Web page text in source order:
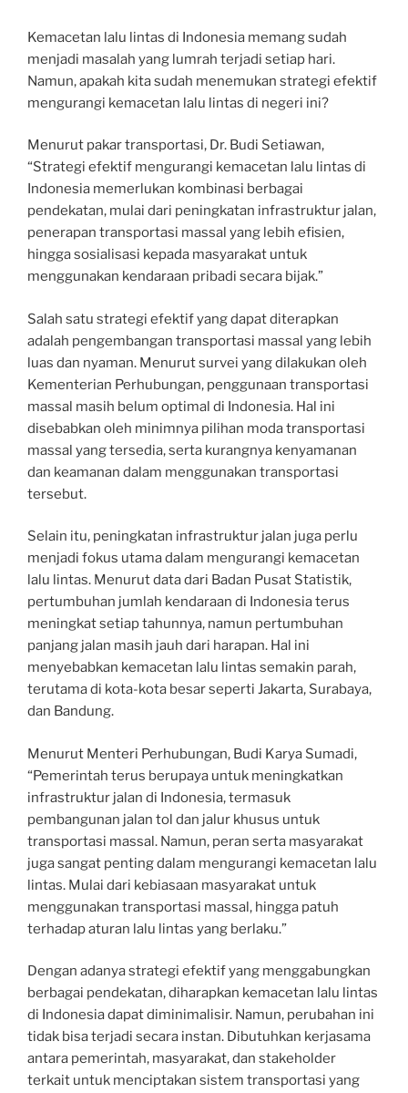
Kemacetan lalu lintas di Indonesia memang sudah
menjadi masalah yang lumrah terjadi setiap hari.
Namun, apakah kita sudah menemukan strategi efektif
mengurangi kemacetan lalu lintas di negeri ini?
Menurut pakar transportasi, Dr. Budi Setiawan,
“Strategi efektif mengurangi kemacetan lalu lintas di
Indonesia memerlukan kombinasi berbagai
pendekatan, mulai dari peningkatan infrastruktur jalan,
penerapan transportasi massal yang lebih efisien,
hingga sosialisasi kepada masyarakat untuk
menggunakan kendaraan pribadi secara bijak.”
Salah satu strategi efektif yang dapat diterapkan
adalah pengembangan transportasi massal yang lebih
luas dan nyaman. Menurut survei yang dilakukan oleh
Kementerian Perhubungan, penggunaan transportasi
massal masih belum optimal di Indonesia. Hal ini
disebabkan oleh minimnya pilihan moda transportasi
massal yang tersedia, serta kurangnya kenyamanan
dan keamanan dalam menggunakan transportasi
tersebut.
Selain itu, peningkatan infrastruktur jalan juga perlu
menjadi fokus utama dalam mengurangi kemacetan
lalu lintas. Menurut data dari Badan Pusat Statistik,
pertumbuhan jumlah kendaraan di Indonesia terus
meningkat setiap tahunnya, namun pertumbuhan
panjang jalan masih jauh dari harapan. Hal ini
menyebabkan kemacetan lalu lintas semakin parah,
terutama di kota-kota besar seperti Jakarta, Surabaya,
dan Bandung.
Menurut Menteri Perhubungan, Budi Karya Sumadi,
“Pemerintah terus berupaya untuk meningkatkan
infrastruktur jalan di Indonesia, termasuk
pembangunan jalan tol dan jalur khusus untuk
transportasi massal. Namun, peran serta masyarakat
juga sangat penting dalam mengurangi kemacetan lalu
lintas. Mulai dari kebiasaan masyarakat untuk
menggunakan transportasi massal, hingga patuh
terhadap aturan lalu lintas yang berlaku.”
Dengan adanya strategi efektif yang menggabungkan
berbagai pendekatan, diharapkan kemacetan lalu lintas
di Indonesia dapat diminimalisir. Namun, perubahan ini
tidak bisa terjadi secara instan. Dibutuhkan kerjasama
antara pemerintah, masyarakat, dan stakeholder
terkait untuk menciptakan sistem transportasi yang